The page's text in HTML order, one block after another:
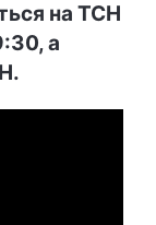
на ТСН
а